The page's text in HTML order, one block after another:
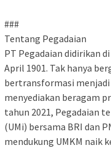
###
Tentang Pegadaian
PT Pegadaian didirikan
April 1901. Tak hanya
bertransformasi
menyediakan beragam
tahun 2021, Pegadaian
(UMi) bersama BRI dan
mendukung UMKM naik